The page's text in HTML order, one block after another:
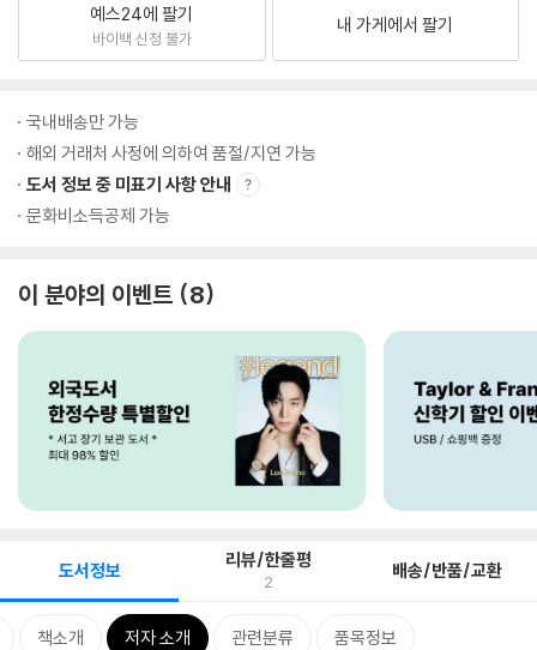
예스24에 팔기
바이백 신청 불가
내 가게에서 팔기
국내배송만 가능
해외 거래처 사정에 의하여 품절/지연 가능
도서 정보 중 미표기 사항 안내
문화비소득공제 가능
이 분야의 이벤트 8
도서정보 리뷰/한줄평
2 배송/반품/교환
책소개 저자 소개 관련분류 품목정보